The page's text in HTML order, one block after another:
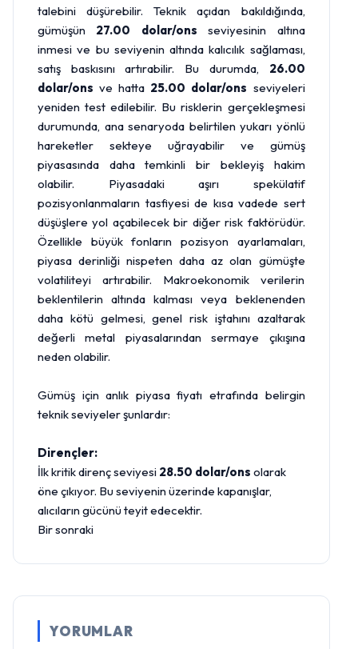
talebini düşürebilir. Teknik açıdan bakıldığında,
gümüşün 27.00 dolar/ons seviyesinin altına
inmesi ve bu seviyenin altında kalıcılık sağlaması,
satış baskısını artırabilir. Bu durumda, 26.00
dolar/ons ve hatta 25.00 dolar/ons seviyeleri
yeniden test edilebilir. Bu risklerin gerçekleşmesi
durumunda, ana senaryoda belirtilen yukarı yönlü
hareketler sekteye uğrayabilir ve gümüş
piyasasında daha temkinli bir bekleyiş hakim
olabilir. Piyasadaki aşırı spekülatif
pozisyonlanmaların tasfiyesi de kısa vadede sert
düşüşlere yol açabilecek bir diğer risk faktörüdür.
Özellikle büyük fonların pozisyon ayarlamaları,
piyasa derinliği nispeten daha az olan gümüşte
volatiliteyi artırabilir. Makroekonomik verilerin
beklentilerin altında kalması veya beklenenden
daha kötü gelmesi, genel risk iştahını azaltarak
değerli metal piyasalarından sermaye çıkışına
neden olabilir.
Gümüş için anlık piyasa fiyatı etrafında belirgin
teknik seviyeler şunlardır:
Dirençler:
İlk kritik direnç seviyesi 28.50 dolar/ons olarak
öne çıkıyor. Bu seviyenin üzerinde kapanışlar,
alıcıların gücünü teyit edecektir.
Bir sonraki
YORUMLAR